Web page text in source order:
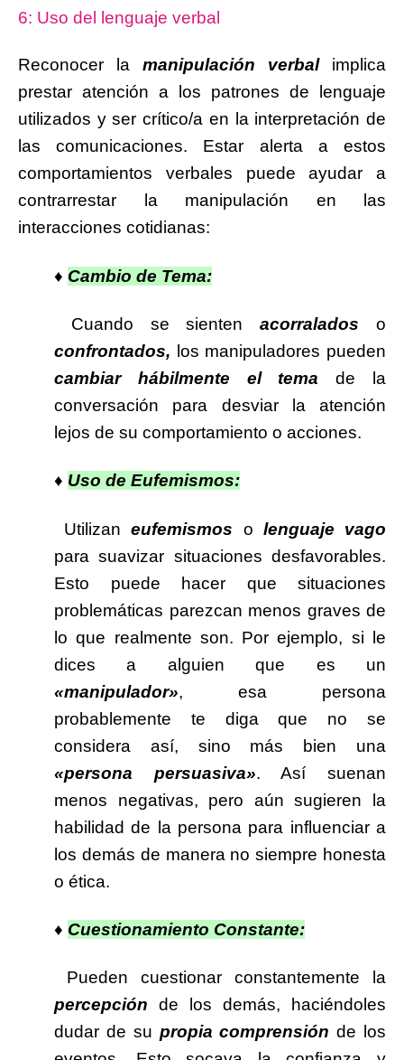
6: Uso del lenguaje verbal
Reconocer la manipulación verbalimplica
prestar atención a los patrones de lenguaje
utilizados y ser crítico/a en la interpretación de
las comunicaciones. Estar alerta a estos
comportamientos verbales puede ayudar a
contrarrestar la manipulación en las
interacciones cotidianas:
♦ Cambio de Tema:
Cuando se sientenacorralados o
confrontados, los manipuladores pueden
cambiar hábilmente el tema de la
conversación para desviar la atención
lejos de su comportamiento o acciones.
♦ Uso de Eufemismos:
Utilizaneufemismos o lenguaje vago
para suavizar situaciones desfavorables.
Esto puede hacer que situaciones
problemáticas parezcan menos graves de
lo que realmente son. Por ejemplo, si le
dices a alguien que es un
«manipulador», esa persona
probablemente te diga que no se
considera así, sino más bien una
«persona persuasiva». Así suenan
menos negativas, pero aún sugieren la
habilidad de la persona para influenciar a
los demás de manera no siempre honesta
o ética.
♦ Cuestionamiento Constante:
Pueden cuestionar constantemente la
percepción de los demás, haciéndoles
dudar de su propia comprensión de los